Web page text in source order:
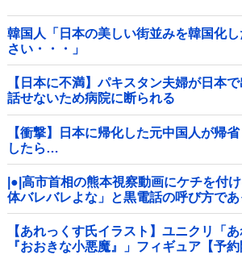
韓国人「日本の美しい街並みを韓国化
さい・・・」
【日本に不満】パキスタン夫婦が日本
話せないため病院に断られる
【衝撃】日本に帰化した元中国人が帰
したら…
|●|高市首相の熊本視察動画にケチを付
体バレバレよな」と黒電話の呼び方で
【あれっくす氏イラスト】ユニクリ「
『おおきな小悪魔』」フィギュア【予約